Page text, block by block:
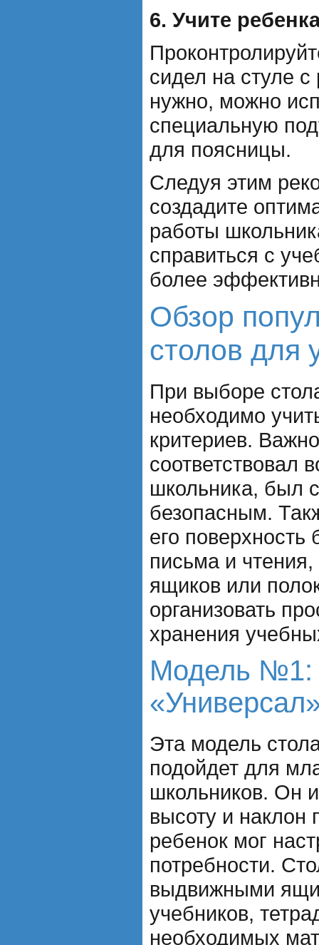
6. Учите
сидел на стуле
нужно, можно
специальную
для поясницы.
Следуя этим
создадите
работы
справиться с
более
Обзор
столов для
При выборе
необходимо
критериев.
соответствовал
школьника, был
безопасным.
его
письма и
ящиков или
организовать
хранения
Модель №1:
Эта модель
подойдет для
школьников. Он
высоту и наклон
ребенок мог
потребности.
выдвижными
учебников,
необходимых